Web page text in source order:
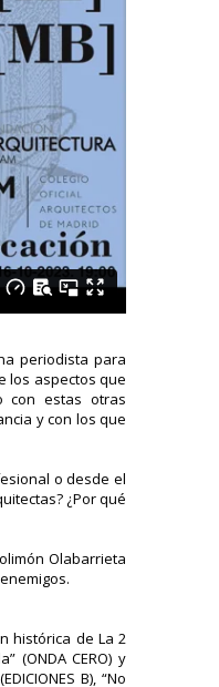
periodista para
los aspectos que
con estas otras
y con los que
o desde el
¿Por qué
Olabarrieta
histórica de La 2
(ONDA CERO) y
B), “No